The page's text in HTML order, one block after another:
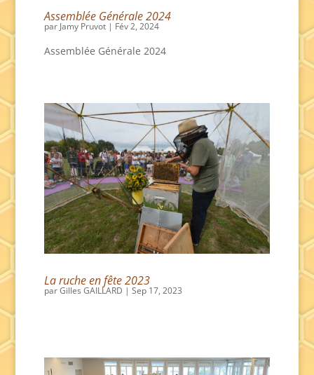
Assemblée Générale 2024
par Jamy Pruvot| Fév 2, 2024
Assemblée Générale 2024
La ruche en fête 2023
parGilles GAILLARD | Sep 17, 2023